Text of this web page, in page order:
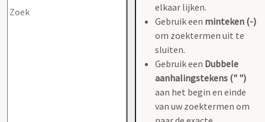
elkaar lijken.
Gebruik een minteken (-)
om zoektermen uit te
sluiten.
Gebruik een Dubbele
aanhalingstekens (" ")
aan het begin en einde
van uw zoektermen om